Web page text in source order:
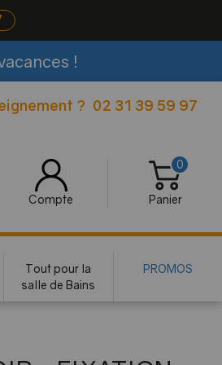
!
? 02 31 39 59 97
Compte
0
Panier
Tout pour la
salle de Bains
PROMOS